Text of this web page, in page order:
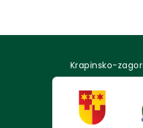
Krapinsko-